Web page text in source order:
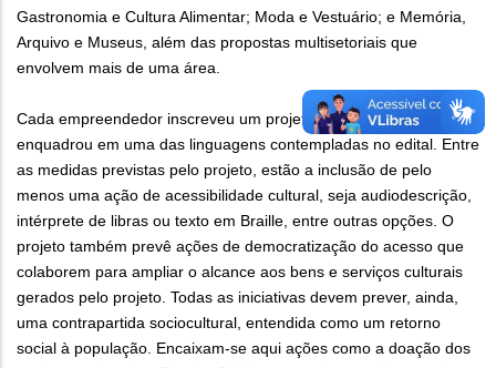
Gastronomia e Cultura Alimentar; Moda e Vestuário; e Memória,
Arquivo e Museus, além das propostas multisetoriais que
envolvem mais de uma área.
Cada empreendedor inscreveu um projeto cultural, que se
enquadrou em uma das linguagens contempladas no edital. Entre
as medidas previstas pelo projeto, estão a inclusão de pelo
menos uma ação de acessibilidade cultural, seja audiodescrição,
intérprete de libras ou texto em Braille, entre outras opções. O
projeto também prevê ações de democratização do acesso que
colaborem para ampliar o alcance aos bens e serviços culturais
gerados pelo projeto. Todas as iniciativas devem prever, ainda,
uma contrapartida sociocultural, entendida como um retorno
social à população. Encaixam-se aqui ações como a doação dos